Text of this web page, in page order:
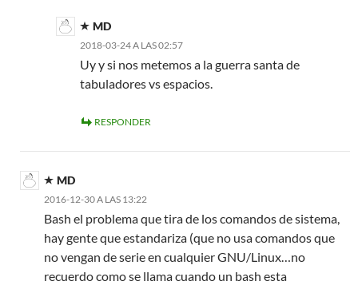
MD
2018-03-24 A LAS 02:57
Uy y si nos metemos a la guerra santa de
tabuladores vs espacios.
RESPONDER
MD
2016-12-30 A LAS 13:22
Bash el problema que tira de los comandos de sistema,
hay gente que estandariza (que no usa comandos que
no vengan de serie en cualquier GNU/Linux…no
recuerdo como se llama cuando un bash esta